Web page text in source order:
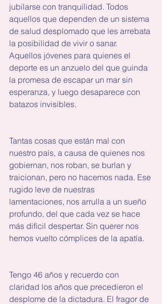
jubilarse con tranquilidad. Todos
aquellos que dependen de un sistema
de salud desplomado que les arrebata
la posibilidad de vivir o sanar.
Aquellos jóvenes para quienes el
deporte es un anzuelo del que guinda
la promesa de escapar un mar sin
esperanza, y luego desaparece con
batazos invisibles.
Tantas cosas que están mal con
nuestro país, a causa de quienes nos
gobiernan, nos roban, se burlan y
traicionan, pero no hacemos nada. Ese
rugido leve de nuestras
lamentaciones, nos arrulla a un sueño
profundo, del que cada vez se hace
más difícil despertar. Sin querer nos
hemos vuelto cómplices de la apatía.
Tengo 46 años y recuerdo con
claridad los años que precedieron el
desplome de la dictadura. El fragor de